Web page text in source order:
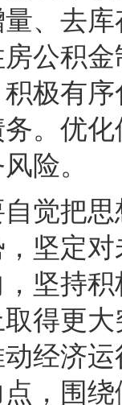
、去
公积
极有
。优
险。
把思
坚定
坚持
得更
经济
，围